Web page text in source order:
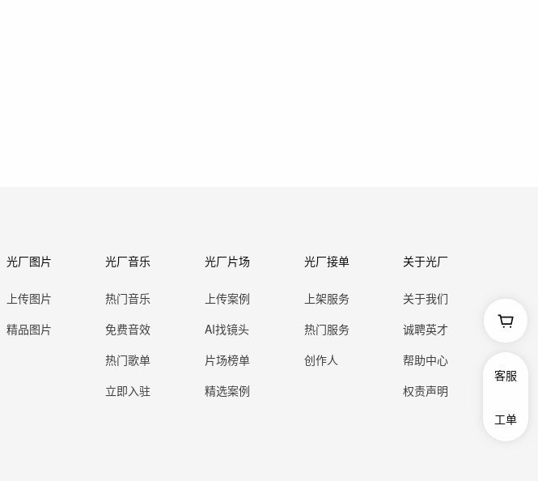
光厂图片
上传图片
精品图片
光厂音乐
热门音乐
免费音效
热门歌单
立即入驻
光厂片场
上传案例
AI找镜头
片场榜单
精选案例
光厂接单
上架服务
热门服务
创作人
关于光厂
关于我们
诚聘英才
帮助中心
权责声明
客服
工单